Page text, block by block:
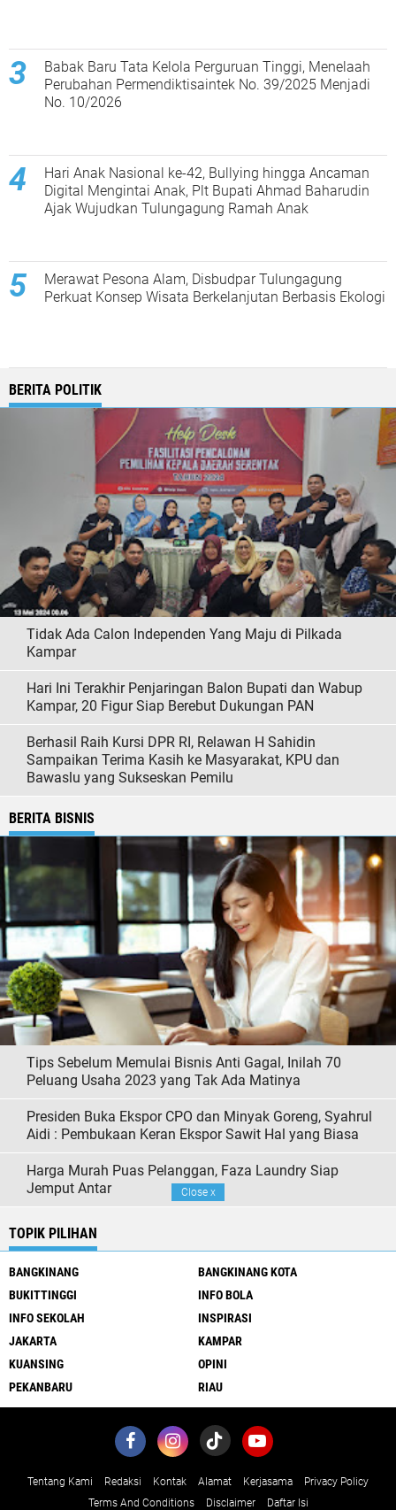
Babak Baru Tata Kelola Perguruan Tinggi, Menelaah
Perubahan Permendiktisaintek No. 39/2025 Menjadi
No. 10/2026
Hari Anak Nasional ke-42, Bullying hingga Ancaman
Digital Mengintai Anak, Plt Bupati Ahmad Baharudin
Ajak Wujudkan Tulungagung Ramah Anak
Merawat Pesona Alam, Disbudpar Tulungagung
Perkuat Konsep Wisata Berkelanjutan Berbasis Ekologi
BERITA POLITIK
Tidak Ada Calon Independen Yang Maju di Pilkada
Kampar
Hari Ini Terakhir Penjaringan Balon Bupati dan Wabup
Kampar, 20 Figur Siap Berebut Dukungan PAN
Berhasil Raih Kursi DPR RI, Relawan H Sahidin
Sampaikan Terima Kasih ke Masyarakat, KPU dan
Bawaslu yang Sukseskan Pemilu
BERITA BISNIS
Tips Sebelum Memulai Bisnis Anti Gagal, Inilah 70
Peluang Usaha 2023 yang Tak Ada Matinya
Presiden Buka Ekspor CPO dan Minyak Goreng, Syahrul
Aidi : Pembukaan Keran Ekspor Sawit Hal yang Biasa
Harga Murah Puas Pelanggan, Faza Laundry Siap
Jemput Antar
TOPIK PILIHAN
BANGKINANG
BANGKINANG KOTA
BUKITTINGGI
INFO BOLA
INFO SEKOLAH
INSPIRASI
JAKARTA
KAMPAR
KUANSING
OPINI
PEKANBARU
RIAU
Tentang Kami Redaksi Kontak Alamat Kerjasama
Privacy Policy
Terms And Conditions
Disclaimer Daftar Isi
Close x